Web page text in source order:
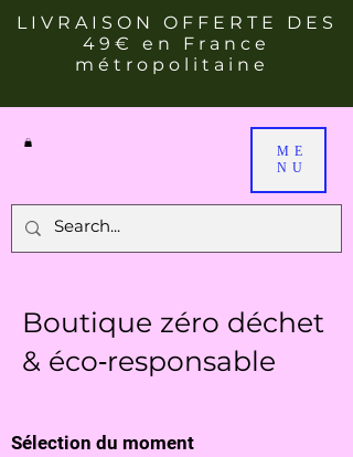
LIVRAISON OFFERTE DES
49€ en France
métropolitaine
ME
NU
Sélection du moment
Boutique zéro déchet
& éco‑responsable